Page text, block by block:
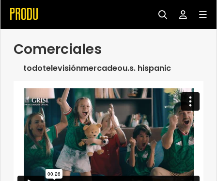
Comerciales
todotelevisiónmercadeou.s. hispanic